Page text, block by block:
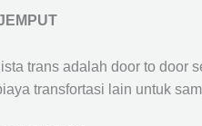
trans adalah door to door
transfortasi lain untuk